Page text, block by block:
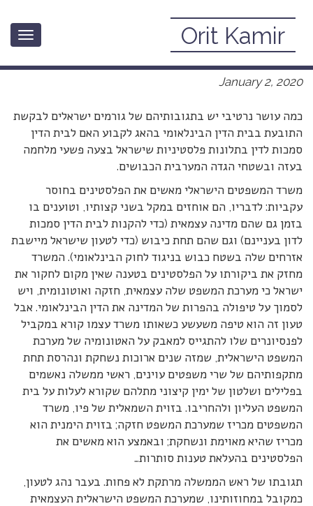
Toggle
Orit Kamir
תגובות מתקרנפות לבית הדין בהאג
January 2, 2020
כמה עושר נרטיבי יש בתגובותיהם של גורמים ישראלים לבקשת
התובעת בבית הדין הבינלאומי בהאג לקבוע האם לבית הדין
סמכות לדין בתלונות פלסטיניות שישראל בצעה פשעי מלחמה
בעזה ובשטחי הגדה המערבית הכבושים.
משרד המשפטים הישראלי מאשים את הפלסטינים בחוסר
עקביות: לדבריו, הם אוחזים במקל בשני קצותיו, וטוענים בו
בזמן גם שהם מדינה עצמאית (כדי להקנות לבית הדין סמכות
לדון בעניינם) וגם שהם תחת כיבוש (כדי לטעון שישראל מיישבת
אזרחים שלה בשטח כבוש בניגוד לחוק הבינלאומי). המשרד
מחזק את ביקורתו על הפלסטינים בטענה שאין מקום לחקור את
ישראל כי מערכת המשפט שלה עצמאית, חזקה ואוטונומית, ויש
לסמוך על טיפולה בהפרות של המדינה את הדין הבינלאומי. אבל
טעון זה הוא טיפה משעשע כשאותו משרד עצמו קורא במקביל
לפנסיונרים שלו להתגייס למאבק על האטונומיה של מערכת
המשפט הישראלית, שמזה שנים ארוכות נשחקת ונהרסת תחת
מתקפותיהם של שרי משפטים עוינים, ראשי ממשלה נאשמים
בפלילים ושלטון של ימין קיצוני מתלהם שקורא לעלות על בית
המשפט העליון ולהחריבו. בזוית השמאלית של פיו, משרד
המשפטים מכריז שמערכת המשפט חזקה; בזוית הימנית הוא
מכריז שהיא מאוימת ונשחקת; ובאמצע הוא מאשים את
הפלסטינים בהעלאת טענות סותרות…
תגובתו של ראש הממשלה מרתקת לא פחות. בעבר נהג לטעון,
כמקובל במחוזותינו, שמערכת המשפט הישראלית העצמאית